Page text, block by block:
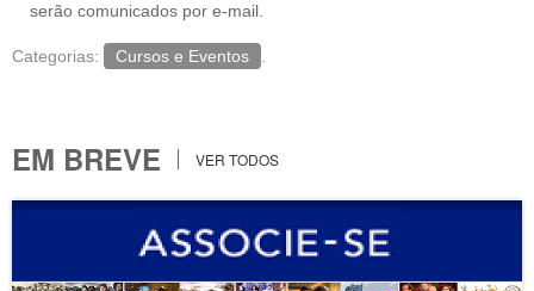
serão comunicados por e-mail.
Categorias: Cursos e Eventos
EM BREVE VER TODOS